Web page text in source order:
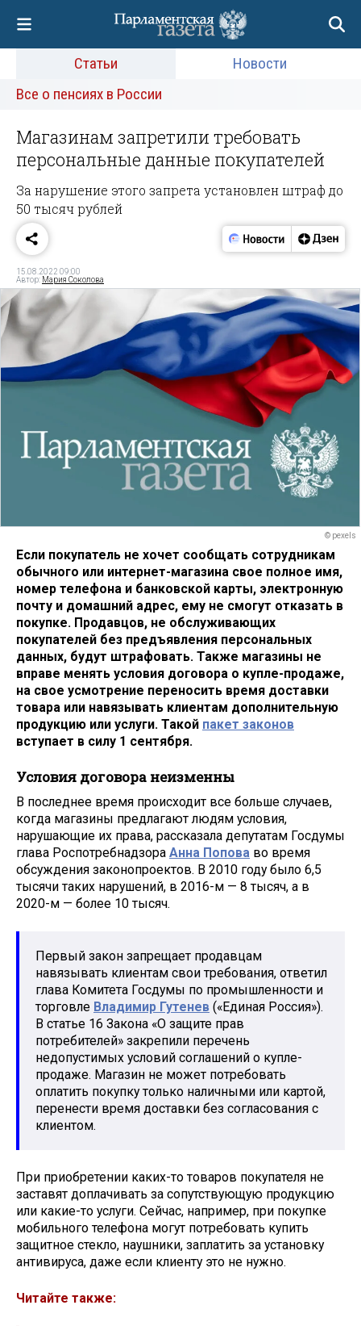
Статьи
Новости
Все о пенсиях в России
Магазинам запретили требовать
персональные данные покупателей
За нарушение этого запрета установлен штраф до
50 тысяч рублей
15.08.2022 09:00
Автор: Мария Соколова
© pexels
Если покупатель не хочет сообщать сотрудникам
обычного или интернет-магазина свое полное имя,
номер телефона и банковской карты, электронную
почту и домашний адрес, ему не смогут отказать в
покупке. Продавцов, не обслуживающих
покупателей без предъявления персональных
данных, будут штрафовать. Также магазины не
вправе менять условия договора о купле-продаже,
на свое усмотрение переносить время доставки
товара или навязывать клиентам дополнительную
продукцию или услуги. Такой пакет законов
вступает в силу 1 сентября.
Условия договора неизменны
В последнее время происходит все больше случаев,
когда магазины предлагают людям условия,
нарушающие их права, рассказала депутатам Госдумы
глава Роспотребнадзора Анна Попова во время
обсуждения законопроектов. В 2010 году было 6,5
тысячи таких нарушений, в 2016-м — 8 тысяч, а в
2020-м — более 10 тысяч.
Первый закон запрещает продавцам
навязывать клиентам свои требования, ответил
глава Комитета Госдумы по промышленности и
торговле Владимир Гутенев («Единая Россия»).
В статье 16 Закона «О защите прав
потребителей» закрепили перечень
недопустимых условий соглашений о купле-
продаже. Магазин не может потребовать
оплатить покупку только наличными или картой,
перенести время доставки без согласования с
клиентом.
При приобретении каких-то товаров покупателя не
заставят доплачивать за сопутствующую продукцию
или какие-то услуги. Сейчас, например, при покупке
мобильного телефона могут потребовать купить
защитное стекло, наушники, заплатить за установку
антивируса, даже если клиенту это не нужно.
Читайте также: